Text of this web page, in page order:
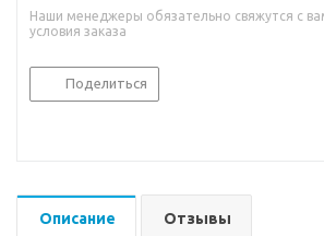
Наши менеджеры обязательно свяжутся с
условия заказа
Поделиться
Описание Отзывы